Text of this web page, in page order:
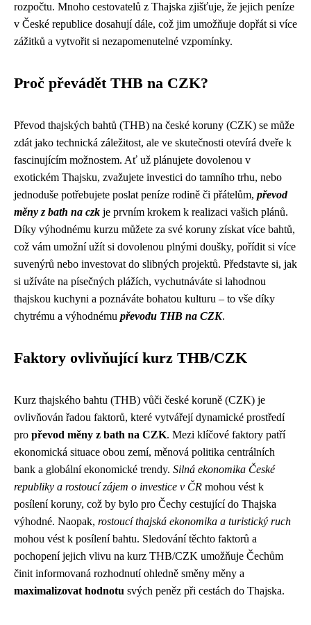
rozpočtu. Mnoho cestovatelů z Thajska zjišťuje, že jejich peníze
v České republice dosahují dále, což jim umožňuje dopřát si více
zážitků a vytvořit si nezapomenutelné vzpomínky.
Proč převádět THB na CZK?
Převod thajských bahtů (THB) na české koruny (CZK) se může
zdát jako technická záležitost, ale ve skutečnosti otevírá dveře k
fascinujícím možnostem. Ať už plánujete dovolenou v
exotickém Thajsku, zvažujete investici do tamního trhu, nebo
jednoduše potřebujete poslat peníze rodině či přátelům, převod
měny z bath na czk je prvním krokem k realizaci vašich plánů.
Díky výhodnému kurzu můžete za své koruny získat více bahtů,
což vám umožní užít si dovolenou plnými doušky, pořídit si více
suvenýrů nebo investovat do slibných projektů. Představte si, jak
si užíváte na písečných plážích, vychutnáváte si lahodnou
thajskou kuchyni a poznáváte bohatou kulturu – to vše díky
chytrému a výhodnému převodu THB na CZK.
Faktory ovlivňující kurz THB/CZK
Kurz thajského bahtu (THB) vůči české koruně (CZK) je
ovlivňován řadou faktorů, které vytvářejí dynamické prostředí
pro převod měny z bath na CZK. Mezi klíčové faktory patří
ekonomická situace obou zemí, měnová politika centrálních
bank a globální ekonomické trendy. Silná ekonomika České
republiky a rostoucí zájem o investice v ČR mohou vést k
posílení koruny, což by bylo pro Čechy cestující do Thajska
výhodné. Naopak, rostoucí thajská ekonomika a turistický ruch
mohou vést k posílení bahtu. Sledování těchto faktorů a
pochopení jejich vlivu na kurz THB/CZK umožňuje Čechům
činit informovaná rozhodnutí ohledně směny měny a
maximalizovat hodnotu svých peněz při cestách do Thajska.